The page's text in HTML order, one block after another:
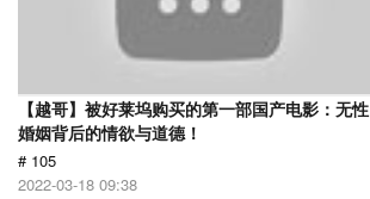
【越哥】被好莱坞购买的第一部国产电影：无性
婚姻背后的情欲与道德！
# 105
2022-03-18 09:38